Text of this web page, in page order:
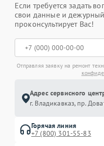
Если требуется задать
свои данные и
проконсультирует Вас!
Отправляя заявку на ремонт
Адрес сервисного
г. Владикавказ, пр.
Горячая линия
+7 (800) 301-55-83